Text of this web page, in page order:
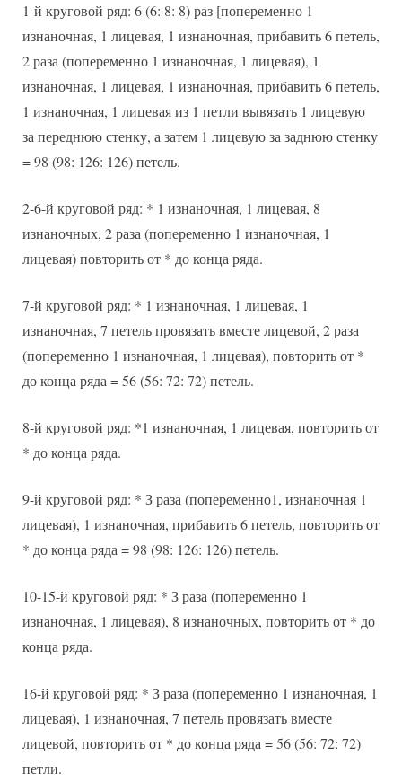
1-й круговой ряд: 6 (6: 8: 8) раз [попеременно 1
изнаночная, 1 лицевая, 1 изнаночная, прибавить 6 петель,
2 раза (попеременно 1 изнаночная, 1 лицевая), 1
изнаночная, 1 лицевая, 1 изнаночная, прибавить 6 петель,
1 изнаночная, 1 лицевая из 1 петли вывязать 1 лицевую
за переднюю стенку, а затем 1 лицевую за заднюю стенку
= 98 (98: 126: 126) петель.
2-6-й круговой ряд: * 1 изнаночная, 1 лицевая, 8
изнаночных, 2 раза (попеременно 1 изнаночная, 1
лицевая) повторить от * до конца ряда.
7-й круговой ряд: * 1 изнаночная, 1 лицевая, 1
изнаночная, 7 петель провязать вместе лицевой, 2 раза
(попеременно 1 изнаночная, 1 лицевая), повторить от *
до конца ряда = 56 (56: 72: 72) петель.
8-й круговой ряд: *1 изнаночная, 1 лицевая, повторить от
* до конца ряда.
9-й круговой ряд: * З раза (попеременно1, изнаночная 1
лицевая), 1 изнаночная, прибавить 6 петель, повторить от
* до конца ряда = 98 (98: 126: 126) петель.
10-15-й круговой ряд: * З раза (попеременно 1
изнаночная, 1 лицевая), 8 изнаночных, повторить от * до
конца ряда.
16-й круговой ряд: * З раза (попеременно 1 изнаночная, 1
лицевая), 1 изнаночная, 7 петель провязать вместе
лицевой, повторить от * до конца ряда = 56 (56: 72: 72)
петли.